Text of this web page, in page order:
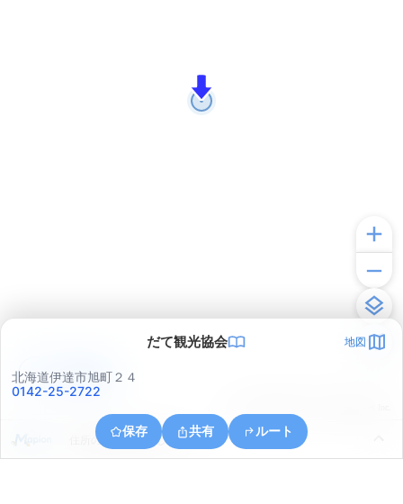
だて観光協会 地図
北海道伊達市旭町２４
0142-25-2722
保存 共有 ルート
住所の取得に失敗しました
アプリで見る